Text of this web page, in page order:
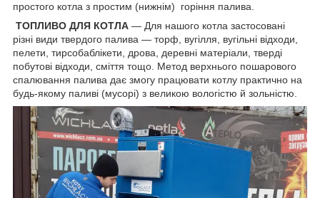
простого котла з простим (нижнім) горіння палива.
ТОПЛИВО ДЛЯ КОТЛА ― Для нашого котла застосовані
різні види твердого палива — торф, вугілля, вугільні відходи,
пелети, тирсобаблікети, дрова, деревні матеріали, тверді
побутові відходи, сміття тощо. Метод верхнього пошарового
спалювання палива дає змогу працювати котлу практично на
будь-якому паливі (мусорі) з великою вологістю й зольністю.